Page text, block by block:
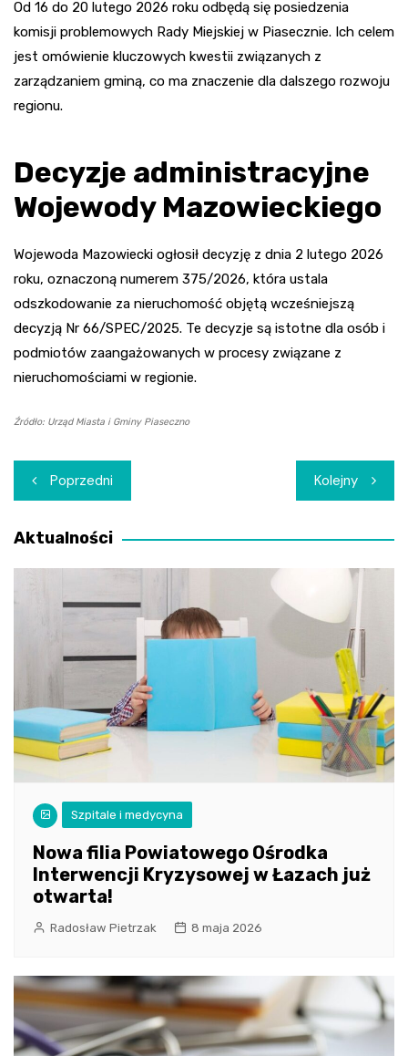
Od 16 do 20 lutego 2026 roku odbędą się posiedzenia
komisji problemowych Rady Miejskiej w Piasecznie. Ich celem
jest omówienie kluczowych kwestii związanych z
zarządzaniem gminą, co ma znaczenie dla dalszego rozwoju
regionu.
Decyzje administracyjne
Wojewody Mazowieckiego
Wojewoda Mazowiecki ogłosił decyzję z dnia 2 lutego 2026
roku, oznaczoną numerem 375/2026, która ustala
odszkodowanie za nieruchomość objętą wcześniejszą
decyzją Nr 66/SPEC/2025. Te decyzje są istotne dla osób i
podmiotów zaangażowanych w procesy związane z
nieruchomościami w regionie.
Źródło: Urząd Miasta i Gminy Piaseczno
Nawigacja
wpisu
Poprzedni Kolejny
Aktualności
Szpitale i medycyna
Nowa filia Powiatowego Ośrodka
Interwencji Kryzysowej w Łazach już
otwarta!
Radosław Pietrzak 8 maja 2026